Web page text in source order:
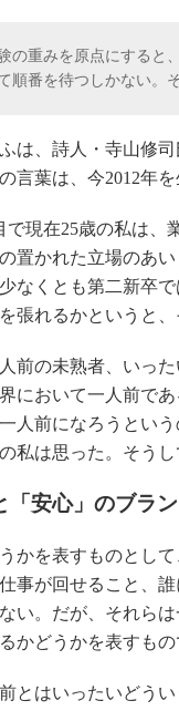
の重みを原点にすると
順番を待つしかない。
は、詩人・寺山修
言葉は、今2012年
現在25歳の私は、
置かれた立場のあ
なくとも第二新卒
張れるかというと、
前の未熟者、いっ
において一人前で
人前になろうとい
私は思った。そう
「安心」のブラ
かを表すものとし
事が回せること、
い。だが、それら
かどうかを表すもの
とはいったいどうい